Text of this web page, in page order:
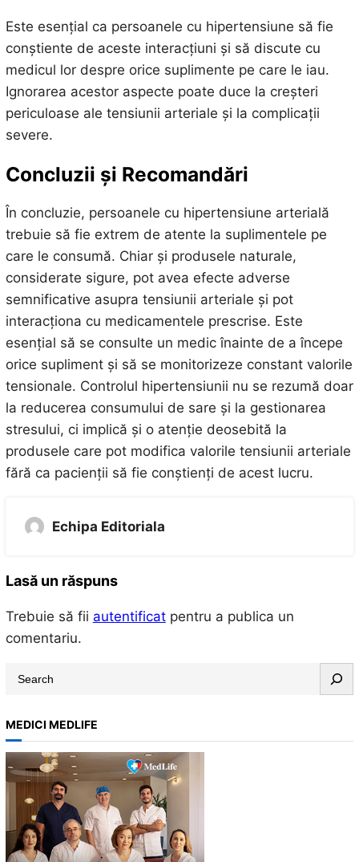
Este esențial ca persoanele cu hipertensiune să fie
conștiente de aceste interacțiuni și să discute cu
medicul lor despre orice suplimente pe care le iau.
Ignorarea acestor aspecte poate duce la creșteri
periculoase ale tensiunii arteriale și la complicații
severe.
Concluzii și Recomandări
În concluzie, persoanele cu hipertensiune arterială
trebuie să fie extrem de atente la suplimentele pe
care le consumă. Chiar și produsele naturale,
considerate sigure, pot avea efecte adverse
semnificative asupra tensiunii arteriale și pot
interacționa cu medicamentele prescrise. Este
esențial să se consulte un medic înainte de a începe
orice supliment și să se monitorizeze constant valorile
tensionale. Controlul hipertensiunii nu se rezumă doar
la reducerea consumului de sare și la gestionarea
stresului, ci implică și o atenție deosebită la
produsele care pot modifica valorile tensiunii arteriale
fără ca pacienții să fie conștienți de acest lucru.
Echipa Editoriala
Lasă un răspuns
Trebuie să fii autentificatpentru a publica un
comentariu.
r
c
h
MEDICI MEDLIFE